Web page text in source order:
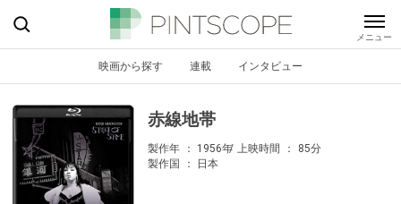
映画から探す 連載 インタビュー
赤線地帯
製作年 1956年 上映時間
85分
製作国
日本